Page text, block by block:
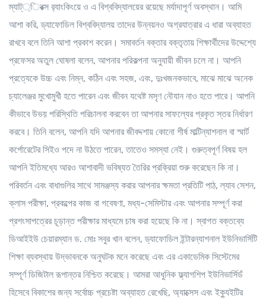
ম্যাট্্িরক্স র‌্যাংকিংয়ে ও এ বিশ্ববিদ্যালয়ের রয়েছে মর্যাদাপূর্ণ অবস্থান। আমি
আশা করি, ড্যাফোডিল বিশ্ববিদ্যালয় তাদের উন্নয়নও অগ্রযাত্রার এ ধারা অব্যাহত
রাখবে বলে তিনি আশা প্রকাশ করেন। সমাবর্তন বক্তার বক্তৃতায় শিক্ষার্থীদের উদ্দেশ্যে
প্রফেসর অতুল ঘোষলা বলেন, আপনার পরিকল্পনা অনুযায়ী জীবন চলে না। আপনি
প্রত্যেকে উচ্চ এবং নিম্ন, কঠিন এবং সহজ, এবং, দুঃখজনকভাবে, মাঝে মাঝে অনেক
চ্যালেঞ্জর মুখোমুখী হতে পারেন এবং জীবন যথেষ্ট মসৃণ নৌযান নাও হতে পারে। আপনি
কীভাবে উভয় পরিস্থিতি পরিচালনা করবেন তা আপনার সাফল্যের প্রকৃত স্তর নির্ধারণ
করবে। তিনি বলেন, আপনি যদি আপনার জীবদ্দশায় কোনো শীর্ষ মাল্টিন্যাশনাল বা স্মার্ট
কর্পোরেটের সিইও পদে না উঠতে পারেন, তাতেও সমস্যা নেই। গুরুত্বপূর্ণ বিষয় হল
আপনি ইতিমধ্যে আরও আশাবাদী ভবিষ্যত তৈরির প্রক্রিয়া শুরু করেছেন কি না।
পরিবর্তন এবং বাধাগুলির সাথে সামঞ্জস্য করার আপনার ক্ষমতা প্রতিটি পাঠ, ল্যাব সেশন,
ক্লাস পরীক্ষা, প্রকল্পের কাজ বা গবেষণা, মধ্য-সেমিস্টার এবং আপনার সম্পূর্ণ করা
প্রশংসাপত্রের চূড়ান্ত পরীক্ষার মাধ্যমে চাষ করা হয়েছে কি না। স্বাগত বক্তব্যে
ডিআইইউ চেয়ারম্যান ড. মোঃ সবুর খান বলেন, ড্যাফোডিল ইন্টারন্যাশনাল ইউনিভার্সিটি
শিক্ষা ব্যবস্থায় উদ্ভাবনকে অনুঘটক মনে করেছে এবং এর একাডেমিক সিস্টেমের
সম্পূর্ণ ডিজিটাল রূপান্তর নিশ্চিত করেছে। আমরা আধুনিক ফ্ল্যাগশিপ ইউনিভার্সিডঁ
হিসেবে বিকাশের জন্য সর্বোচ্চ প্রচেষ্টা অব্যাহত রেখেছি, অ্যাক্সেস এবং ইক্যুইটির